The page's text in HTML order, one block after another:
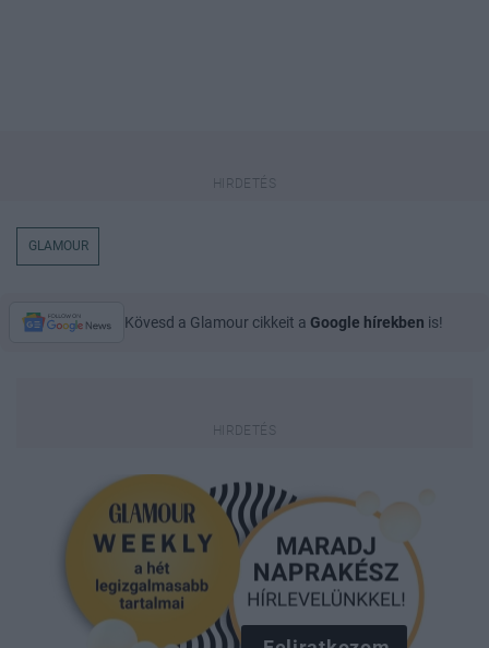
GLAMOUR
Kövesd a Glamour cikkeit a Google hírekben is!